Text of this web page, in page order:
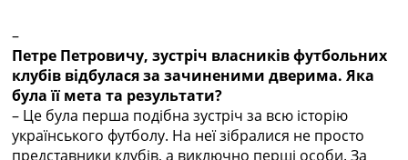
RU
UA
Categories
–
Петре Петровичу, зустріч власників футбольних
клубів відбулася за зачиненими дверима. Яка
була її мета та результати?
– Це була перша подібна зустріч за всю історію
українського футболу. На неї зібралися не просто
представники клубів, а виключно перші особи. За